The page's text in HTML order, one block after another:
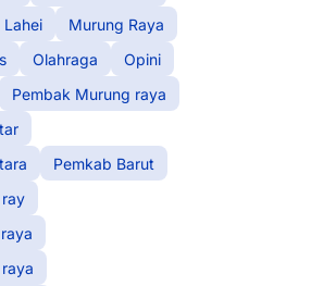
Lahei
Murung Raya
Olahraga
Opini
Pembak Murung raya
Pemkab Barut